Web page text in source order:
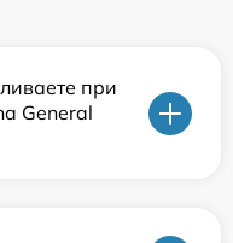
при
General